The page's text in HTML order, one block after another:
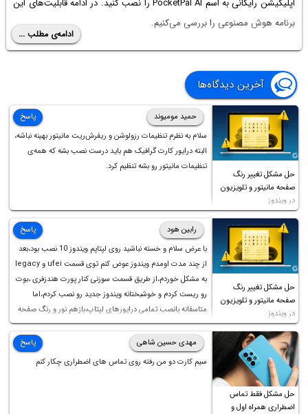
اپلیکیشن رایگانی به اسم PocketPal AI را نصب کنید. در ادامه قابلیت‌های این
برنامه هوش مصنوعی را بررسی می‌کنیم.
ادامه‌ی مطلب ...
آخرین دیدگاه‌ها
حل مشکل تغییر رنگ
صفحه مانیتور و تلویزیون
در ویندوز
حمید مومیوند
سلام به نظرم تنظیمات رزولوشن و ریفرش‌ریت مانیتور بهینه نباشه،
البته درایور کارت گرافیک هم باید درست نصب بشه که همه‌ی
تنظیمات مانیتور رو بشه تنظیم کرد.
پاسخ
حل مشکل تغییر رنگ
صفحه مانیتور و تلویزیون
در ویندوز
رابین هود
با عرض سلام و خسته نباشید روی لپتاپم ویندوز 10 نصب بود،بعد
از چند مدت اومدم ویندوز عوض کنم توی قسمت ufei و legacy
به مشکل خوردم،از طریق قسمت سوزنی کنار پورت هندزفری ،بوت
رو ریست کردم و خوشبختانه ویندوز جدید رو نصب کردم،اما
متاسفانه بانصب تمامی درایورهای لپتاپ،بازهم نور و رنگ صفحه
چه موقع کار چه موقع پخش فیلم مثل سابق نیست(نور زیاده و بی
کیفیت)،با ابدیت کردن کارت گرافیک،کالیبره کردن و غیره هم نور و
رنگ درست نشد (انگار تصویر ماته)، خواهشمند است راهنمایی
فرمایید باتشکر
پاسخ
حل مشکل فقط تماس
اضطراری همراه اول و
مهدی حسین شاهی
سیم کارت دو من رفته روی تماس های اضطراری چکار کنم
پاسخ